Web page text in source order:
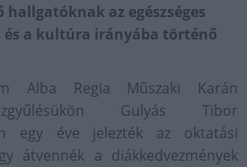
az egészséges
és a kultúra irányába történő
Alba Regia Műszaki Karán
Gulyás Tibor
egy éve jelezték az oktatási
átvennék a diákkedvezmények